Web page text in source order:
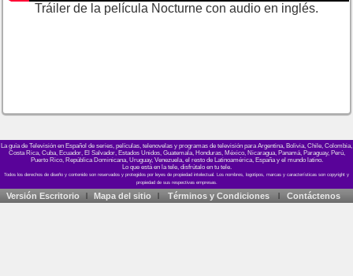
Tráiler de la película Nocturne con audio en inglés.
La guía de Televisión en Español de series, películas, telenovelas y programas de televisión para Argentina, Bolivia, Chile, Colombia,
Costa Rica, Cuba, Ecuador, El Salvador, Estados Unidos, Guatemala, Honduras, México, Nicaragua, Panamá, Paraguay, Perú,
Puerto Rico, República Dominicana, Uruguay, Venezuela, el resto de Latinoamérica, España y el mundo latino.
Lo que está en la tele, disfrútalo en tu tele.
Versión Escritorio Mapa del sitio Términos y Condiciones Contáctenos